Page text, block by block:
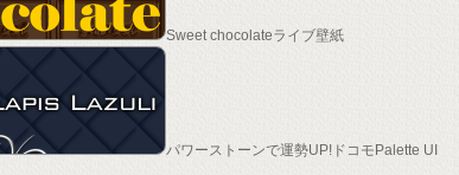
Sweet chocolateライブ壁紙
パワーストーンで運勢UP!ドコモPalette UI